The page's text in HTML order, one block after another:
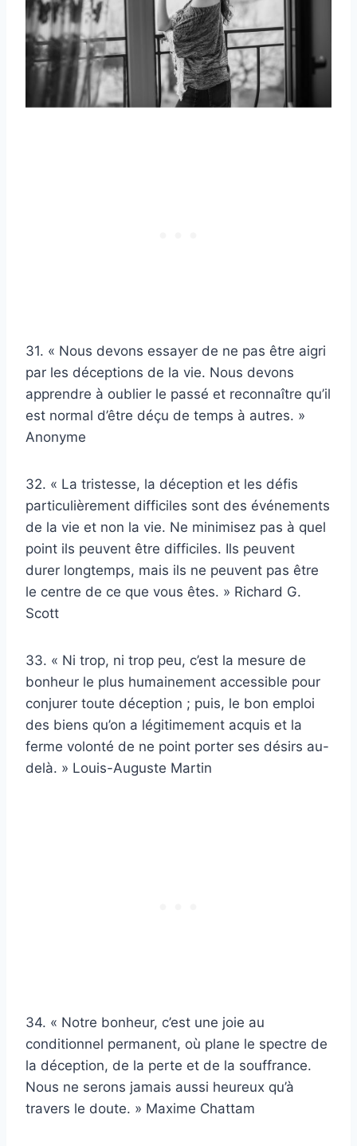
31. « Nous devons essayer de ne pas être aigri
par les déceptions de la vie. Nous devons
apprendre à oublier le passé et reconnaître qu’il
est normal d’être déçu de temps à autres. »
Anonyme
32. « La tristesse, la déception et les défis
particulièrement difficiles sont des événements
de la vie et non la vie. Ne minimisez pas à quel
point ils peuvent être difficiles. Ils peuvent
durer longtemps, mais ils ne peuvent pas être
le centre de ce que vous êtes. » Richard G.
Scott
33. « Ni trop, ni trop peu, c’est la mesure de
bonheur le plus humainement accessible pour
conjurer toute déception ; puis, le bon emploi
des biens qu’on a légitimement acquis et la
ferme volonté de ne point porter ses désirs au-
delà. » Louis-Auguste Martin
34. « Notre bonheur, c’est une joie au
conditionnel permanent, où plane le spectre de
la déception, de la perte et de la souffrance.
Nous ne serons jamais aussi heureux qu’à
travers le doute. » Maxime Chattam